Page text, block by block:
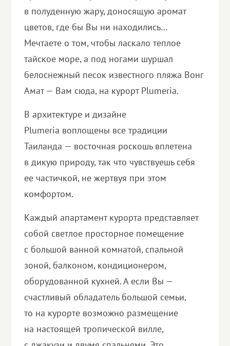
в полуденную жару, доносящую аромат
цветов, где бы Вы ни находились…
Мечтаете о том, чтобы ласкало теплое
тайское море, а под ногами шуршал
белоснежный песок известного пляжа Вонг
Амат — Вам сюда, на курорт Plumeria.
В архитектуре и дизайне
Plumeria воплощены все традиции
Таиланда — восточная роскошь вплетена
в дикую природу, так что чувствуешь себя
ее частичкой, не жертвуя при этом
комфортом.
Каждый апартамент курорта представляет
собой светлое просторное помещение
с большой ванной комнатой, спальной
зоной, балконом, кондиционером,
оборудованной кухней. А если Вы —
счастливый обладатель большой семьи,
то на курорте возможно размещение
на настоящей тропической вилле,